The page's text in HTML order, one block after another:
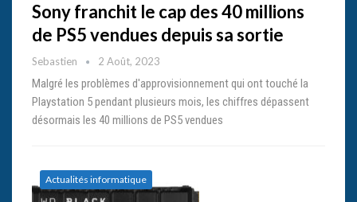
Sony franchit le cap des 40 millions
de PS5 vendues depuis sa sortie
Sebastien 2 Août, 2023
Malgré les problèmes d'approvisionnement qui ont touché la
Playstation 5 pendant plusieurs mois, les chiffres dépassent
désormais les 40 millions de PS5 vendues
Actualités informatique